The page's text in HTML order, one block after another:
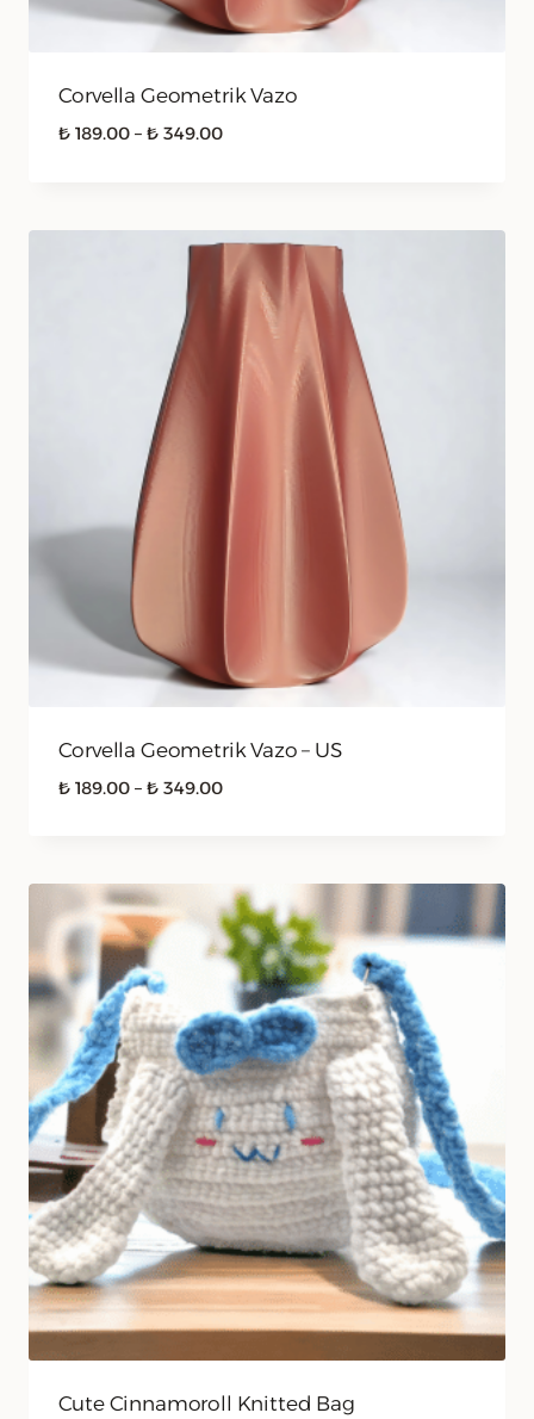
Corvella Geometrik Vazo
₺189.00 – ₺349.00Fiyat
₺ 349.00
Corvella Geometrik Vazo – US
₺189.00 – ₺349.00Fiyat
₺ 349.00
Cute Cinnamoroll Knitted Bag